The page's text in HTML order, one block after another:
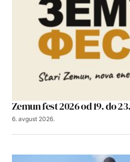
Zemun fest 2026 od 19. do
6. avgust 2026.